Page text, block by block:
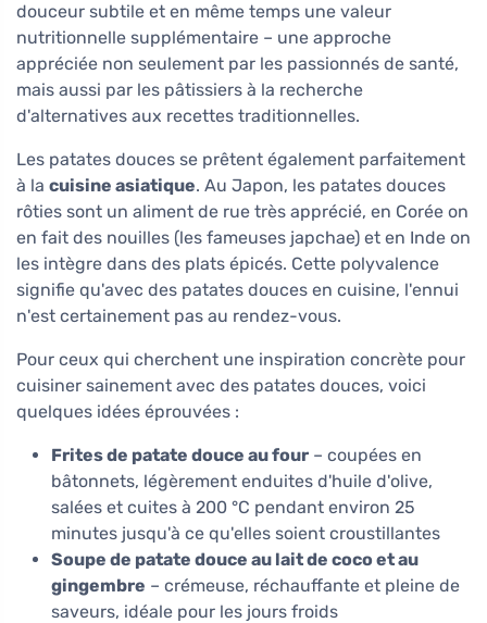
douceur subtile et en même temps une valeur
nutritionnelle supplémentaire – une approche
appréciée non seulement par les passionnés de santé,
mais aussi par les pâtissiers à la recherche
d'alternatives aux recettes traditionnelles.
Les patates douces se prêtent également parfaitement
à la cuisine asiatique. Au Japon, les patates douces
rôties sont un aliment de rue très apprécié, en Corée on
en fait des nouilles (les fameuses japchae) et en Inde on
les intègre dans des plats épicés. Cette polyvalence
signifie qu'avec des patates douces en cuisine, l'ennui
n'est certainement pas au rendez-vous.
Pour ceux qui cherchent une inspiration concrète pour
cuisiner sainement avec des patates douces, voici
quelques idées éprouvées :
Frites de patate douce au four – coupées en
bâtonnets, légèrement enduites d'huile d'olive,
salées et cuites à 200 °C pendant environ 25
minutes jusqu'à ce qu'elles soient croustillantes
Soupe de patate douce au lait de coco et au
gingembre – crémeuse, réchauffante et pleine de
saveurs, idéale pour les jours froids